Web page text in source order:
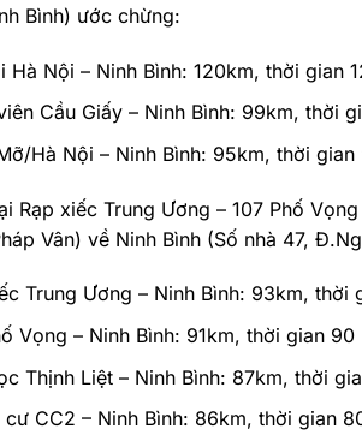
Bình) ước chừng:
Hà Nội – Ninh Bình: 120km, thời gian
Cầu Giấy – Ninh Bình: 99km, thời
Hà Nội – Ninh Bình: 95km, thời gian
Rạp xiếc Trung Ương – 107 Phố
Vân) về Ninh Bình (Số nhà 47,
Trung Ương – Ninh Bình: 93km, thời
Vọng – Ninh Bình: 91km, thời gian 90
Thịnh Liệt – Ninh Bình: 87km, thời
CC2 – Ninh Bình: 86km, thời gian